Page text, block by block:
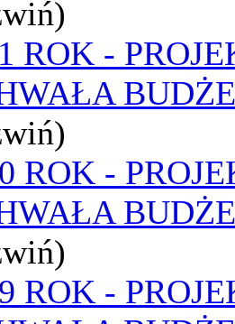
ROK -
ROK -
ROK -